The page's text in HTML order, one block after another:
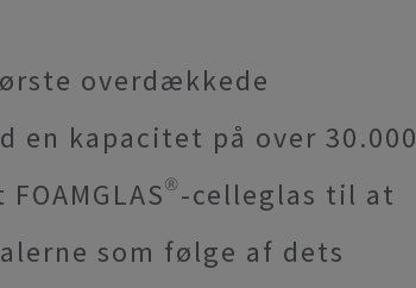
overdækkede
en kapacitet på over 30.000
celleglas til at
som følge af dets